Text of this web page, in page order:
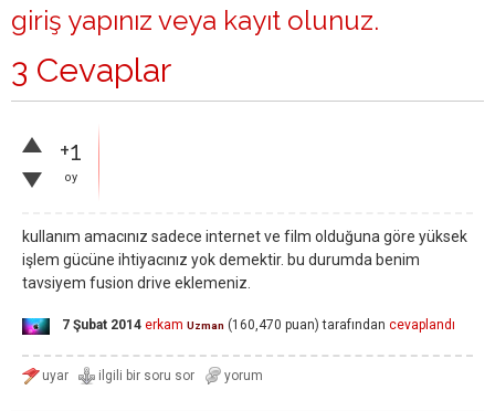
giriş yapınız veya kayıt olunuz.
3 Cevaplar
+1
oy
kullanım amacınız sadece internet ve film olduğuna göre yüksek
işlem gücüne ihtiyacınız yok demektir. bu durumda benim
tavsiyem fusion drive eklemeniz.
7 Şubat 2014 erkam Uzman (160,470 puan) tarafından cevaplandı